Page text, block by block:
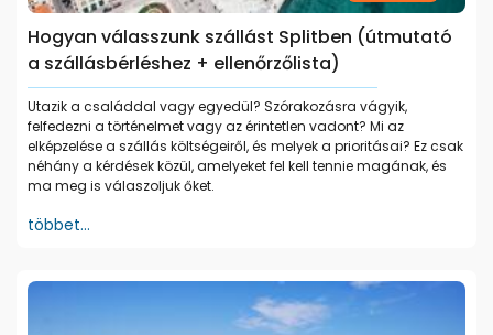
Hogyan válasszunk szállást Splitben (útmutató
a szállásbérléshez + ellenőrzőlista)
Utazik a családdal vagy egyedül? Szórakozásra vágyik,
felfedezni a történelmet vagy az érintetlen vadont? Mi az
elképzelése a szállás költségeiről, és melyek a prioritásai? Ez csak
néhány a kérdések közül, amelyeket fel kell tennie magának, és
ma meg is válaszoljuk őket.
többet...